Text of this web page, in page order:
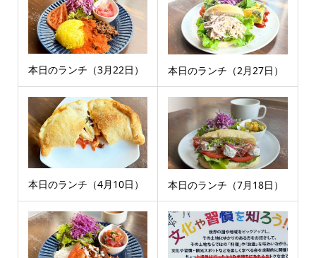
本日のランチ（3月22日） 本日のランチ（2月27日）
本日のランチ（4月10日） 本日のランチ（7月18日）